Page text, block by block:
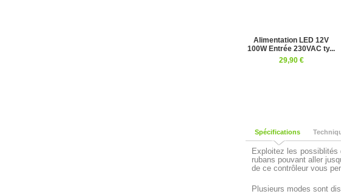
Alimentation LED 12V
100W Entrée 230VAC ty...
29,90 €
Spécifications
Exploitez les possiblités
rubans pouvant aller
de ce contrôleur vous
Plusieurs modes sont